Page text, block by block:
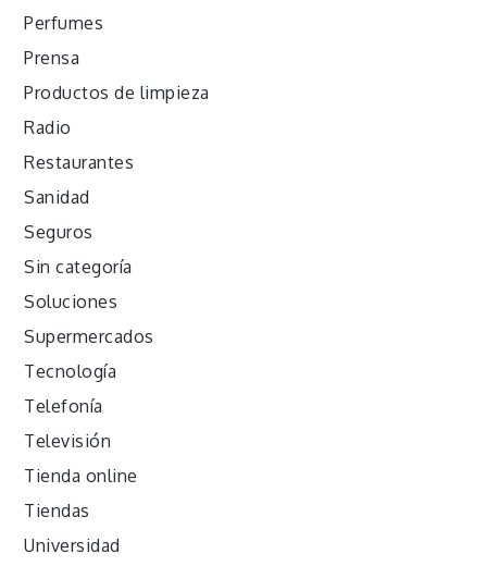
Perfumes
Prensa
Productos de limpieza
Radio
Restaurantes
Sanidad
Seguros
Sin categoría
Soluciones
Supermercados
Tecnología
Telefonía
Televisión
Tienda online
Tiendas
Universidad